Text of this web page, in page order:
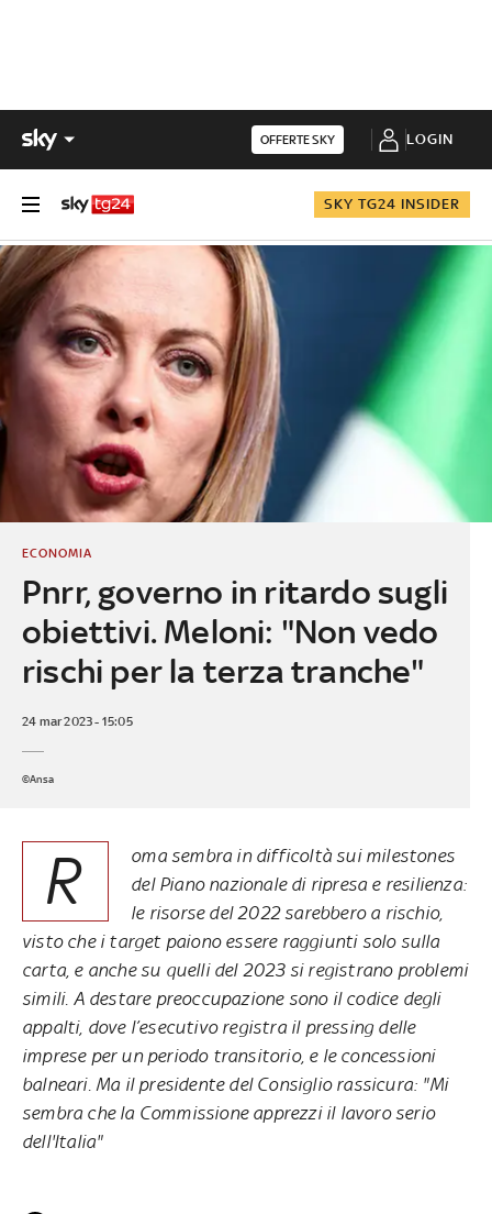
OFFERTE SKY LOGIN
SKY TG24 INSIDER
Pnrr, governo in ritardo sugli
obiettivi. Meloni: "Non vedo
rischi per la terza tranche"
ECONOMIA
24 mar 2023 - 15:05
©Ansa
R
oma sembra in difficoltà sui milestones
del Piano nazionale di ripresa e resilienza:
le risorse del 2022 sarebbero a rischio,
visto che i target paiono essere raggiunti solo sulla
carta, e anche su quelli del 2023 si registrano problemi
simili. A destare preoccupazione sono il codice degli
appalti, dove l’esecutivo registra il pressing delle
imprese per un periodo transitorio, e le concessioni
balneari. Ma il presidente del Consiglio rassicura: "Mi
sembra che la Commissione apprezzi il lavoro serio
dell'Italia"